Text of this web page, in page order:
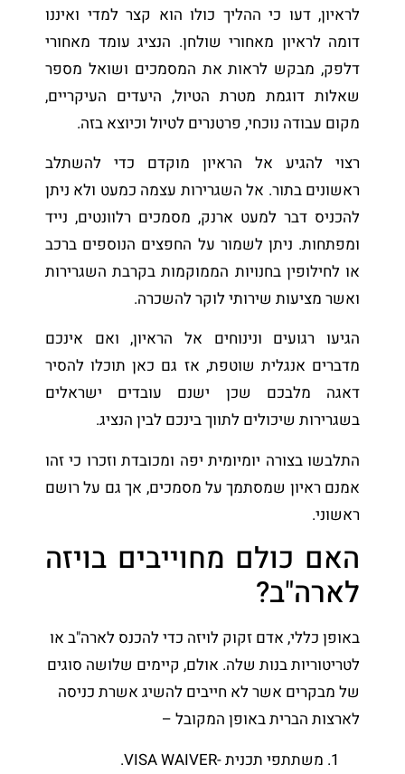
לראיון, דעו כי ההליך כולו הוא קצר למדי ואיננו
דומה לראיון מאחורי שולחן. הנציג עומד מאחורי
דלפק, מבקש לראות את המסמכים ושואל מספר
שאלות דוגמת מטרת הטיול, היעדים העיקריים,
מקום עבודה נוכחי, פרטנרים לטיול וכיוצא בזה.
רצוי להגיע אל הראיון מוקדם כדי להשתלב
ראשונים בתור. אל השגרירות עצמה כמעט ולא ניתן
להכניס דבר למעט ארנק, מסמכים רלוונטים, נייד
ומפתחות. ניתן לשמור על החפצים הנוספים ברכב
או לחילופין בחנויות הממוקמות בקרבת השגרירות
ואשר מציעות שירותי לוקר להשכרה.
הגיעו רגועים ונינוחים אל הראיון, ואם אינכם
מדברים אנגלית שוטפת, אז גם כאן תוכלו להסיר
דאגה מלבכם שכן ישנם עובדים ישראלים
בשגרירות שיכולים לתווך בינכם לבין הנציג.
התלבשו בצורה יומיומית יפה ומכובדת וזכרו כי זהו
אמנם ראיון שמסתמך על מסמכים, אך גם על רושם
ראשוני.
האם כולם מחוייבים בויזה
לארה"ב?
באופן כללי, אדם זקוק לויזה כדי להכנס לארה"ב או
לטריטוריות בנות שלה. אולם, קיימים שלושה סוגים
של מבקרים אשר לא חייבים להשיג אשרת כניסה
לארצות הברית באופן המקובל –
משתתפי תכנית -VISA WAIVER.